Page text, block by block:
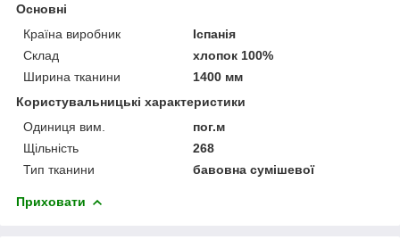
Основні
Країна виробник
Іспанія
Склад
хлопок 100%
Ширина тканини
1400 мм
Користувальницькі характеристики
Одиниця вим.
пог.м
Щільність
268
Тип тканини
бавовна сумішевої
Приховати